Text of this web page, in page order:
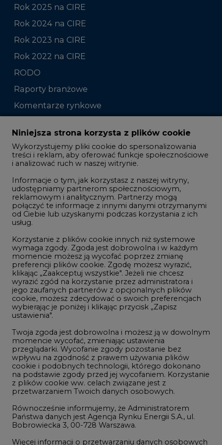
Rok 2025 na CIRE
Rok 2024 na CIRE
Rok 2023 na CIRE
Rok 2022 na CIRE
RODO
Raporty branżowe
Komentarze rynkowe
Zmiany kadrowe na rynku
Studio CIRE
Rozmowy o energetyce
Gospodarka
Geopolityka
LTE450
Innowacje i AI
Telekomunikacja i IT
Handel emisjami CO2
Wodór
Górnictwo
Atom
Fotowoltaika
Offshore wind
Zielone samorządy
Zielona gospodarka
Niniejsza strona korzysta z plików cookie
Wykorzystujemy pliki cookie do spersonalizowania
treści i reklam, aby oferować funkcje społecznościowe
i analizować ruch w naszej witrynie.
Informacje o tym, jak korzystasz z naszej witryny,
udostępniamy partnerom społecznościowym,
reklamowym i analitycznym. Partnerzy mogą
połączyć te informacje z innymi danymi otrzymanymi
od Ciebie lub uzyskanymi podczas korzystania z ich
usług.
Korzystanie z plików cookie innych niż systemowe
wymaga zgody. Zgoda jest dobrowolna i w każdym
momencie możesz ją wycofać poprzez zmianę
preferencji plików cookie. Zgodę możesz wyrazić,
klikając „Zaakceptuj wszystkie". Jeżeli nie chcesz
wyrazić zgód na korzystanie przez administratora i
jego zaufanych partnerów z opcjonalnych plików
cookie, możesz zdecydować o swoich preferencjach
wybierając je poniżej i klikając przycisk „Zapisz
ustawienia".
Twoja zgoda jest dobrowolna i możesz ją w dowolnym
momencie wycofać, zmieniając ustawienia
przeglądarki. Wycofanie zgody pozostanie bez
wpływu na zgodność z prawem używania plików
cookie i podobnych technologii, którego dokonano
na podstawie zgody przed jej wycofaniem. Korzystanie
z plików cookie ww. celach związane jest z
przetwarzaniem Twoich danych osobowych.
Równocześnie informujemy, że Administratorem
Państwa danych jest Agencja Rynku Energii S.A., ul.
Bobrowiecka 3, 00-728 Warszawa.
Więcej informacji o przetwarzaniu danych osobowych